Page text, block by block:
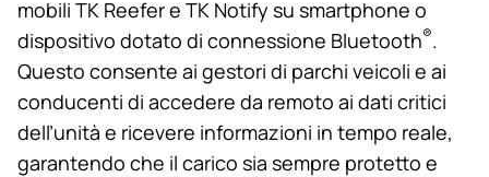
mobili TK Reefer e TK Notify su smartphone o
dispositivo dotato di connessione Bluetooth®.
Questo consente ai gestori di parchi veicoli e ai
conducenti di accedere da remoto ai dati critici
dell’unità e ricevere informazioni in tempo reale,
garantendo che il carico sia sempre protetto e